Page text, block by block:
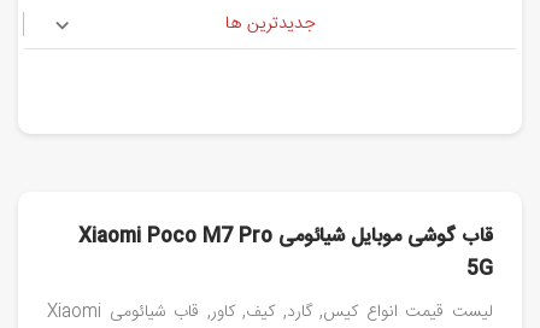
جدیدترین ها
قاب گوشی موبایل شیائومی Xiaomi Poco M7 Pro
5G
لیست قیمت انواع کیس, گارد, کیف, کاور, قاب شیائومی Xiaomi